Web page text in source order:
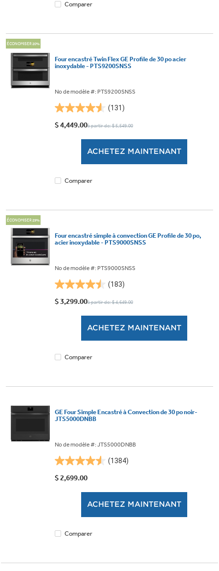
Comparer
ÉCONOMISER 20%
Four encastré Twin Flex GE Profile de 30 po acier
inoxydable - PTS9200SNSS
No de modèle #: PTS9200SNSS
(131)
4.6
étoile(s)
$ 4,449.00à partir de: $ 5,549.00
ACHETEZ MAINTENANT
Comparer
ÉCONOMISER 29%
Four encastré simple à convection GE Profile de 30 po,
acier inoxydable - PTS9000SNSS
No de modèle #: PTS9000SNSS
(183)
4.5
étoile(s)
$ 3,299.00à partir de: $ 4,649.00
ACHETEZ MAINTENANT
Comparer
GE Four Simple Encastré à Convection de 30 po noir-
JTS5000DNBB
No de modèle #: JTS5000DNBB
(1384)
4.6
étoile(s)
$ 2,699.00
ACHETEZ MAINTENANT
Comparer